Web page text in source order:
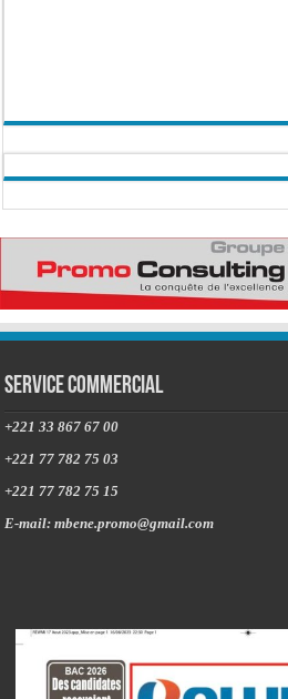
Service commercial
+221 33 867 67 00
+221 77 782 75 03
+221 77 782 75 15
E-mail: mbene.promo@gmail.com